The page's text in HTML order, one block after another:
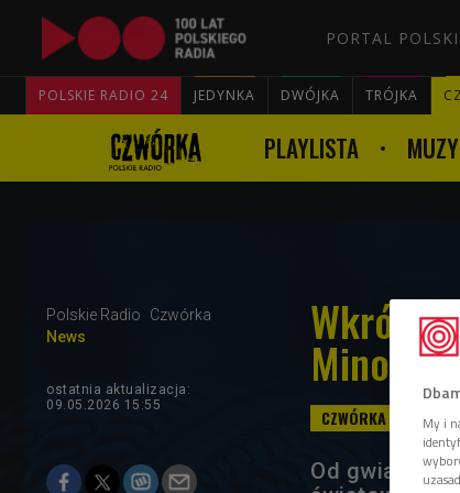
PORTAL
POLSKIE RADIO 24 JEDYNKA DWÓJKA TRÓJKA
PLAYLISTA
Polskie Radio
Czwórka
News
Minogue
ostatnia aktualizacja:
09.05.2026 15:55
Od gwiazdy
My i